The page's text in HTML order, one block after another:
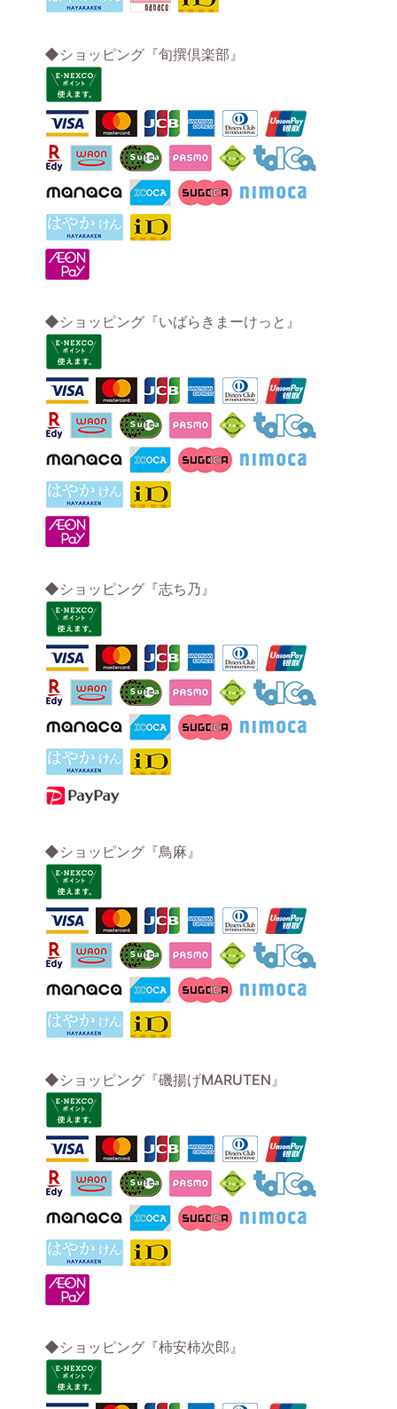
◆ショッピング『旬撰倶楽部』
◆ショッピング『いばらきまーけっと』
◆ショッピング『志ち乃』
◆ショッピング『鳥麻』
◆ショッピング『磯揚げMARUTEN』
◆ショッピング『柿安柿次郎』